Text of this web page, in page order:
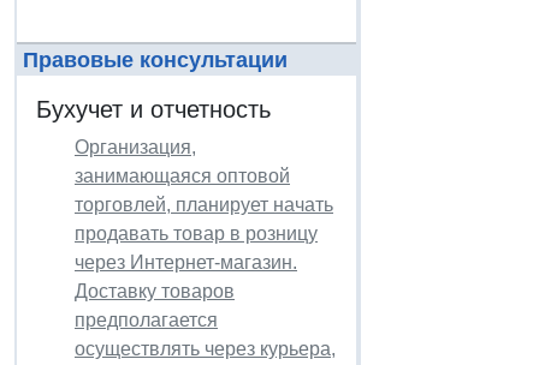
Правовые консультации
Бухучет и отчетность
Организация,
занимающаяся оптовой
торговлей, планирует начать
продавать товар в розницу
через Интернет-магазин.
Доставку товаров
предполагается
осуществлять через курьера,